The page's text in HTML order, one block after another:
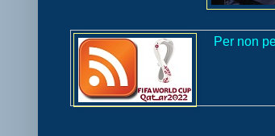
Per non